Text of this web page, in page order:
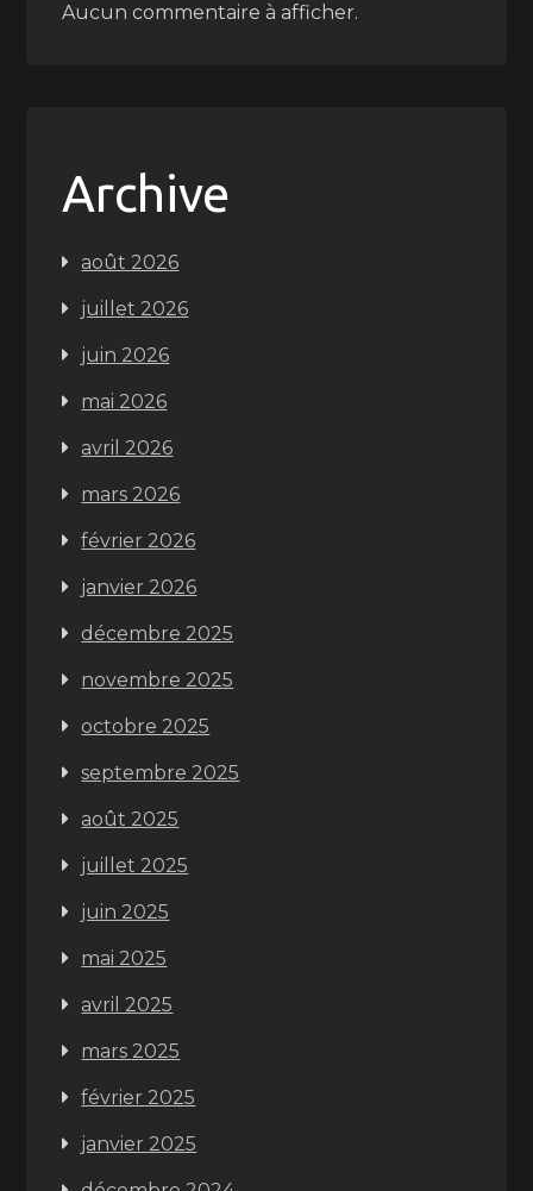
Aucun commentaire à afficher.
Archive
août 2026
juillet 2026
juin 2026
mai 2026
avril 2026
mars 2026
février 2026
janvier 2026
décembre 2025
novembre 2025
octobre 2025
septembre 2025
août 2025
juillet 2025
juin 2025
mai 2025
avril 2025
mars 2025
février 2025
janvier 2025